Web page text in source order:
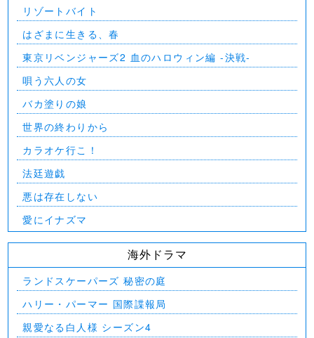
リゾートバイト
はざまに生きる、春
東京リベンジャーズ2 血のハロウィン編 -決戦-
唄う六人の女
バカ塗りの娘
世界の終わりから
カラオケ行こ！
法廷遊戯
悪は存在しない
愛にイナズマ
海外ドラマ
ランドスケーパーズ 秘密の庭
ハリー・パーマー 国際諜報局
親愛なる白人様 シーズン4